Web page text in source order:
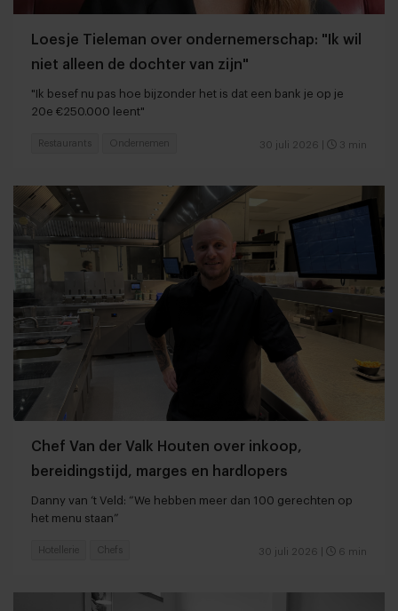
Loesje Tieleman over ondernemerschap: "Ik wil
niet alleen de dochter van zijn"
"Ik besef nu pas hoe bijzonder het is dat een bank je op je
20e €250.000 leent"
30 juli 2026 3 min
Restaurants Ondernemen
Chef Van der Valk Houten over inkoop,
bereidingstijd, marges en hardlopers
Danny van ‘t Veld: “We hebben meer dan 100 gerechten op
het menu staan”
30 juli 2026 6 min
Hotellerie Chefs